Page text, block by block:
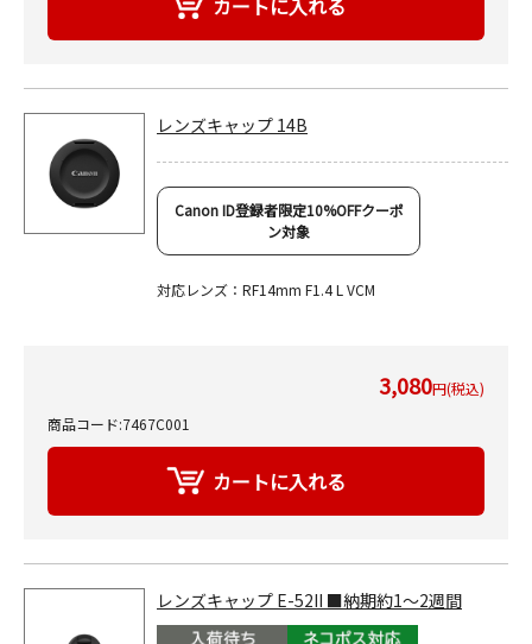
レンズキャップ 14B
Canon ID登録者限定10%OFFクーポ
ン対象
対応レンズ：RF14mm F1.4 L VCM
3,080円(税込)
商品コード:7467C001
レンズキャップ E-52II ■納期約1～2週間